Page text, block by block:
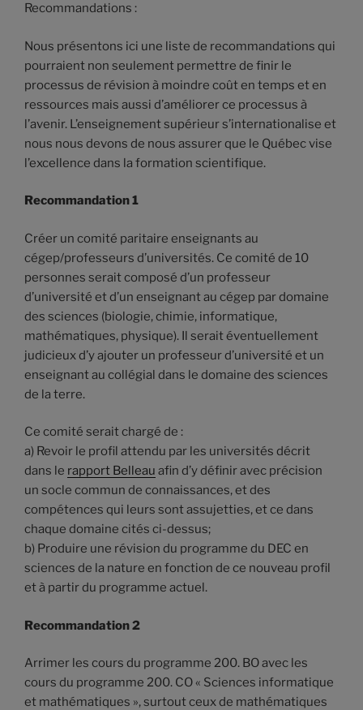
Recommandations :
Nous présentons ici une liste de recommandations qui
pourraient non seulement permettre de finir le
processus de révision à moindre coût en temps et en
ressources mais aussi d’améliorer ce processus à
l’avenir. L’enseignement supérieur s’internationalise et
nous nous devons de nous assurer que le Québec vise
l’excellence dans la formation scientifique.
Recommandation 1
Créer un comité paritaire enseignants au
cégep/professeurs d’universités. Ce comité de 10
personnes serait composé d’un professeur
d’université et d’un enseignant au cégep par domaine
des sciences (biologie, chimie, informatique,
mathématiques, physique). Il serait éventuellement
judicieux d’y ajouter un professeur d’université et un
enseignant au collégial dans le domaine des sciences
de la terre.
Ce comité serait chargé de :
a) Revoir le profil attendu par les universités décrit
dans le rapport Belleau afin d’y définir avec précision
un socle commun de connaissances, et des
compétences qui leurs sont assujetties, et ce dans
chaque domaine cités ci-dessus;
b) Produire une révision du programme du DEC en
sciences de la nature en fonction de ce nouveau profil
et à partir du programme actuel.
Recommandation 2
Arrimer les cours du programme 200. BO avec les
cours du programme 200. CO « Sciences informatique
et mathématiques », surtout ceux de mathématiques